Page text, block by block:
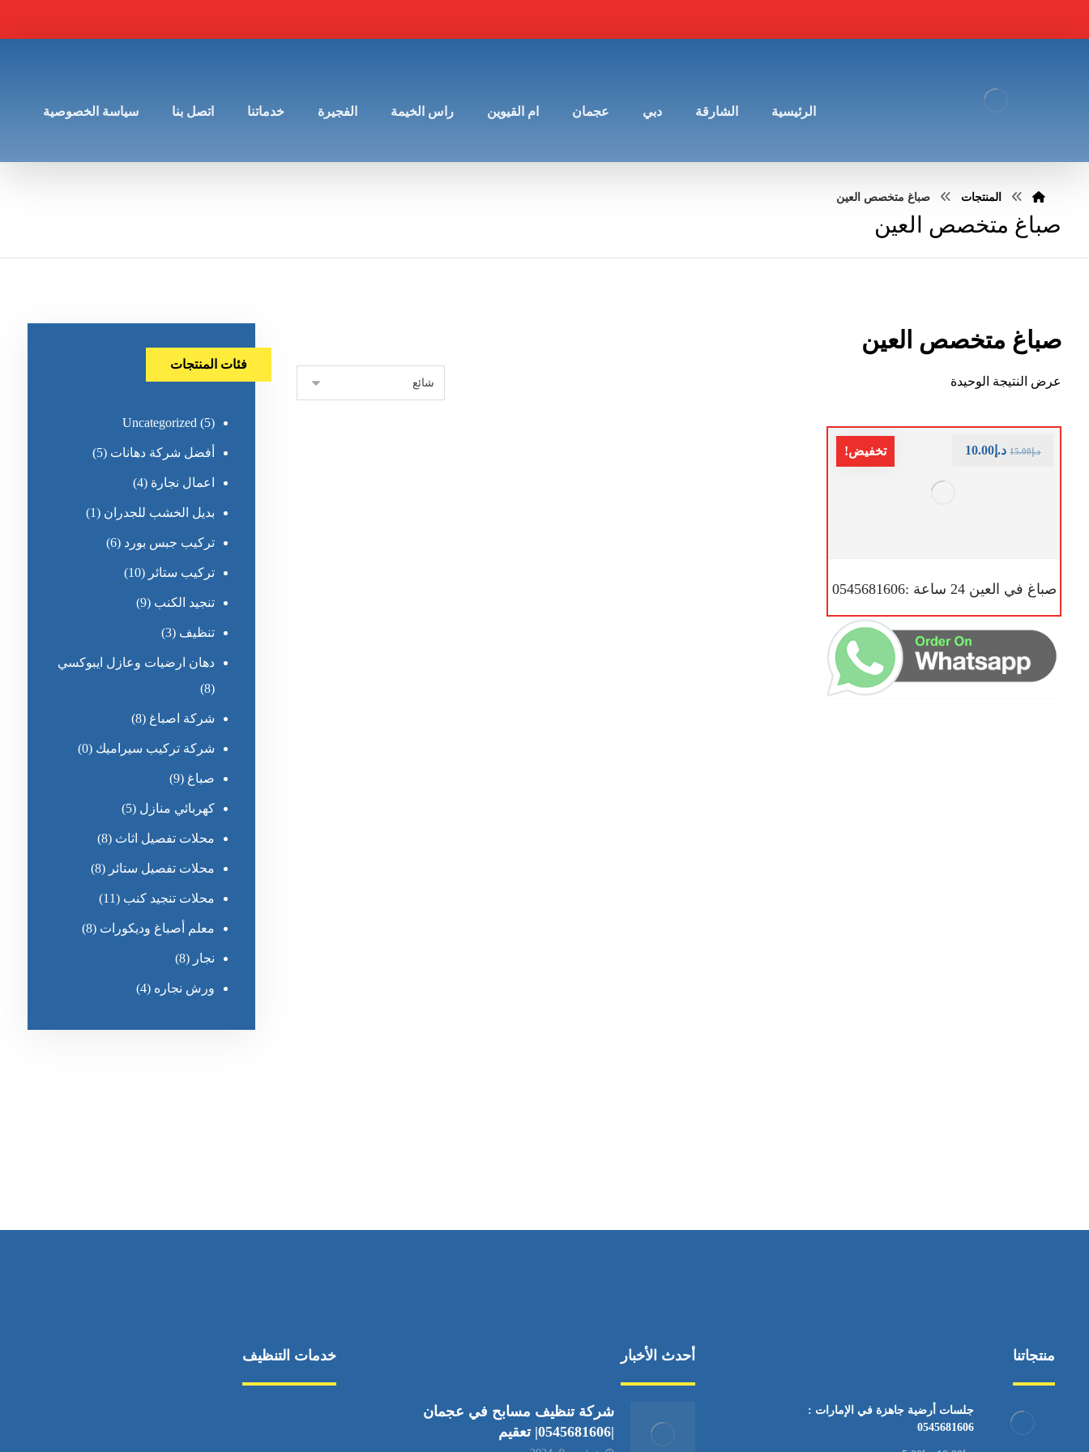
الرئيسية الشارقة دبي عجمان ام القيوين راس الخيمة الفجيرة خدماتنا اتصل بنا سياسة الخصوصية
المنتجات صباغ متخصص العين
صباغ متخصص العين
صباغ متخصص العين
عرض النتيجة الوحيدة
تخفيض!
صباغ في العين 24 ساعة :0545681606
د.إ15.00 د.إ 10.00
فئات المنتجات
Uncategorized (5)
أفضل شركة دهانات (5)
اعمال نجارة (4)
بديل الخشب للجدران (1)
تركيب جبس بورد (6)
تركيب ستائر (10)
تنجيد الكنب (9)
تنظيف (3)
دهان ارضيات وعازل ايبوكسي
(8)
شركة اصباغ (8)
شركة تركيب سيراميك (0)
صباغ (9)
كهربائي منازل (5)
محلات تفصيل اثاث (8)
محلات تفصيل ستائر (8)
محلات تنجيد كنب (11)
معلم أصباغ وديكورات (8)
نجار (8)
ورش نجاره (4)
منتجاتنا
جلسات أرضية جاهزة في الإمارات :
0545681606
أحدث الأخبار
شركة تنظيف مسابح في عجمان
|0545681606| تعقيم
خدمات التنظيف